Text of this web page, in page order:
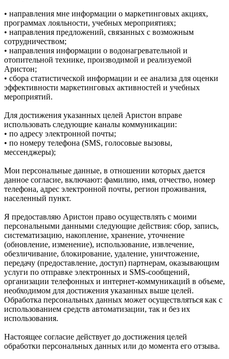
• направления мне информации о маркетинговых акциях,
программах лояльности, учебных мероприятиях;
• направления предложений, связанных с возможным
сотрудничеством;
• направления информации о водонагревательной и
отопительной технике, производимой и реализуемой
Аристон;
• сбора статистической информации и ее анализа для оценки
эффективности маркетинговых активностей и учебных
мероприятий.
Для достижения указанных целей Аристон вправе
использовать следующие каналы коммуникации:
• по адресу электронной почты;
• по номеру телефона (SMS, голосовые вызовы,
мессенджеры);
Мои персональные данные, в отношении которых дается
данное согласие, включают: фамилию, имя, отчество, номер
телефона, адрес электронной почты, регион проживания,
населенный пункт.
Я предоставляю Аристон право осуществлять с моими
персональными данными следующие действия: сбор, запись,
систематизацию, накопление, хранение, уточнение
(обновление, изменение), использование, извлечение,
обезличивание, блокирование, удаление, уничтожение,
передачу (предоставление, доступ) партнерам, оказывающим
услуги по отправке электронных и SMS‑сообщений,
организации телефонных и интернет‑коммуникаций в объеме,
необходимом для достижения указанных выше целей.
Обработка персональных данных может осуществляться как с
использованием средств автоматизации, так и без их
использования.
Настоящее согласие действует до достижения целей
обработки персональных данных или до момента его отзыва.